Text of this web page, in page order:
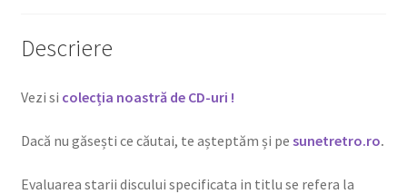
Descriere
Vezi si colecția noastră de CD-uri !
Dacă nu găsești ce căutai, te așteptăm și pe sunetretro.ro.
Evaluarea starii discului specificata in titlu se refera la